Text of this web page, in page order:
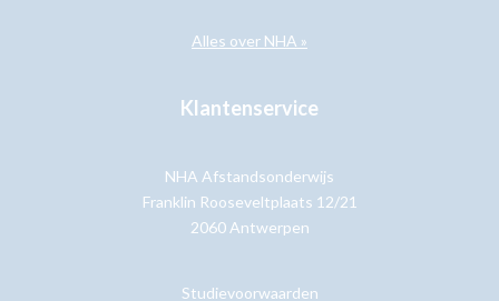
Alles over NHA »
Klantenservice
NHA Afstandsonderwijs
Franklin Rooseveltplaats 12/21
2060 Antwerpen
Studievoorwaarden